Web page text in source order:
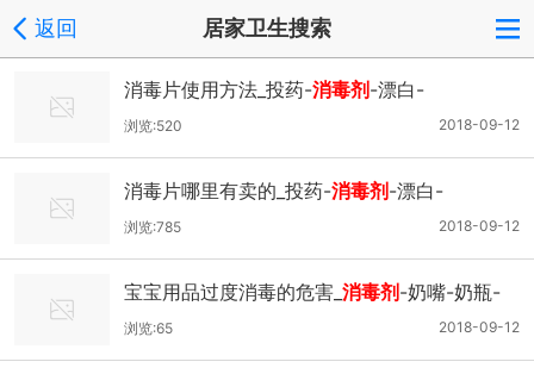
返回 居家卫生搜索
消毒片使用方法_投药-消毒剂 -漂白-
2018-09-12
浏览:520
消毒片哪里有卖的_投药-消毒剂 -漂白-
2018-09-12
浏览:785
宝宝用品过度消毒的危害_ 消毒剂 -奶嘴-奶瓶-
2018-09-12
浏览:65